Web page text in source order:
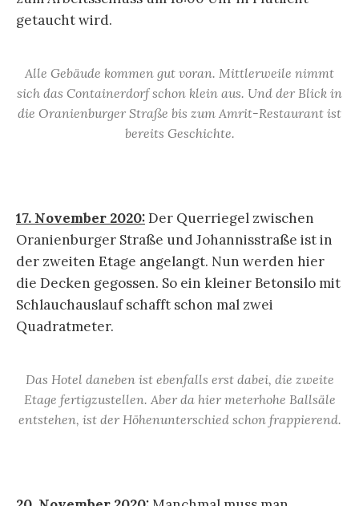
getaucht wird.
Alle Gebäude kommen gut voran. Mittlerweile nimmt
sich das Containerdorf schon klein aus. Und der Blick in
die Oranienburger Straße bis zum Amrit-Restaurant ist
bereits Geschichte.
17. November 2020:Der Querriegel zwischen
Oranienburger Straße und Johannisstraße ist in
der zweiten Etage angelangt. Nun werden hier
die Decken gegossen. So ein kleiner Betonsilo mit
Schlauchauslauf schafft schon mal zwei
Quadratmeter.
Das Hotel daneben ist ebenfalls erst dabei, die zweite
Etage fertigzustellen. Aber da hier meterhohe Ballsäle
entstehen, ist der Höhenunterschied schon frappierend.